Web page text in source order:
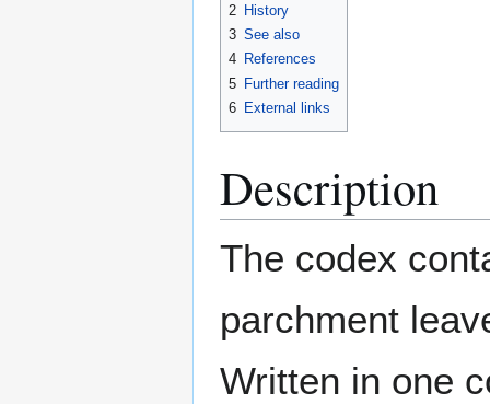
2 History
3 See also
4 References
5 Further reading
6 External links
Description
The codex
parchment
Written in one